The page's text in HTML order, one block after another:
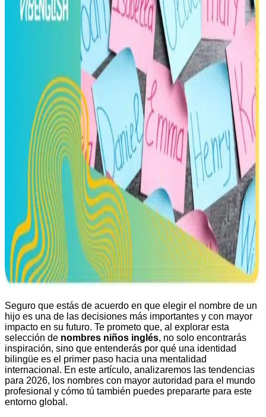
Seguro que estás de acuerdo en que elegir el nombre de un
hijo es una de las decisiones más importantes y con mayor
impacto en su futuro. Te prometo que, al explorar esta
selección de nombres niños inglés, no solo encontrarás
inspiración, sino que entenderás por qué una identidad
bilingüe es el primer paso hacia una mentalidad
internacional. En este artículo, analizaremos las tendencias
para 2026, los nombres con mayor autoridad para el mundo
profesional y cómo tú también puedes prepararte para este
entorno global.